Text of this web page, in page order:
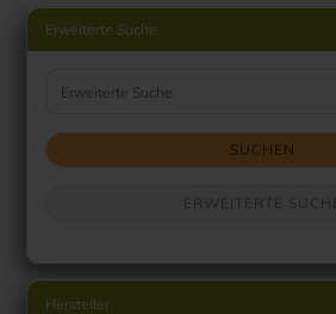
Erweiterte Suche
SUCHEN
ERWEITERTE SUCHE
Hersteller